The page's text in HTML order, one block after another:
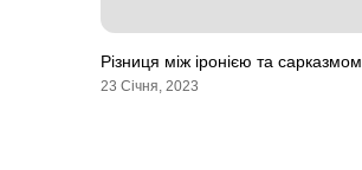
Різниця між іронією та сарказмом
23 Січня, 2023